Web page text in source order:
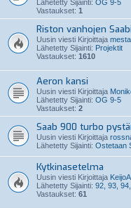
Lähetetty Sijainti: OG 9-5
Vastaukset: 1
Riston vanhojen
Uusin viesti Kirjoittaja
Lähetetty Sijainti: Projektit
Vastaukset: 1610
Aeron kansi
Uusin viesti Kirjoittaja
Lähetetty Sijainti: OG 9-5
Vastaukset: 2
Saab 900 turbo
Uusin viesti Kirjoittaja
Lähetetty Sijainti: Ostetaan
Kytkinasetelma
Uusin viesti Kirjoittaja
Lähetetty Sijainti: 92, 93,
Vastaukset: 61